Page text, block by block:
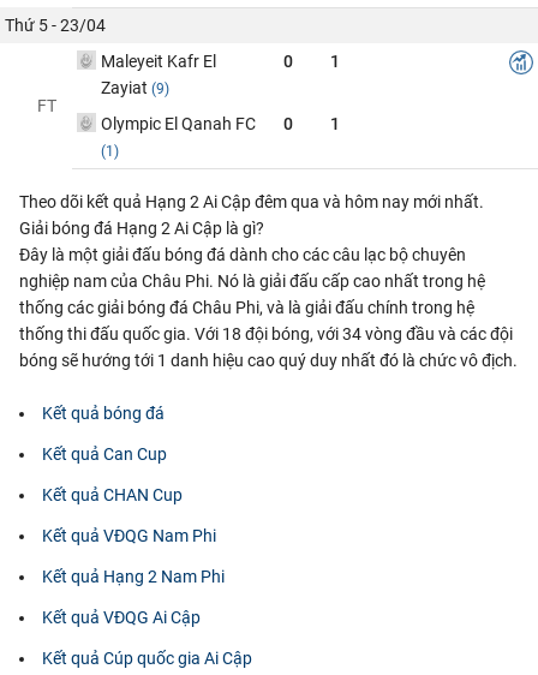
Thứ 5 - 23/04
FT
Maleyeit Kafr El
Zayiat (9)
0 1
Olympic El Qanah FC
(1)
0 1
Theo dõi kết quả Hạng 2 Ai Cập đêm qua và hôm nay mới nhất.
Giải bóng đá Hạng 2 Ai Cập là gì?
Đây là một giải đấu bóng đá dành cho các câu lạc bộ chuyên
nghiệp nam của Châu Phi. Nó là giải đấu cấp cao nhất trong hệ
thống các giải bóng đá Châu Phi, và là giải đấu chính trong hệ
thống thi đấu quốc gia. Với 18 đội bóng, với 34 vòng đầu và các đội
bóng sẽ hướng tới 1 danh hiệu cao quý duy nhất đó là chức vô địch.
Kết quả bóng đá
Kết quả Can Cup
Kết quả CHAN Cup
Kết quả VĐQG Nam Phi
Kết quả Hạng 2 Nam Phi
Kết quả VĐQG Ai Cập
Kết quả Cúp quốc gia Ai Cập